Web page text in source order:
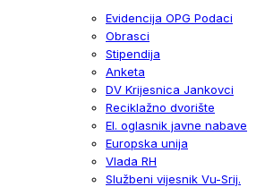
Evidencija OPG Podaci
Obrasci
Stipendija
Anketa
DV Krijesnica Jankovci
Reciklažno dvorište
El. oglasnik javne nabave
Europska unija
Vlada RH
Službeni vijesnik Vu-Srij.